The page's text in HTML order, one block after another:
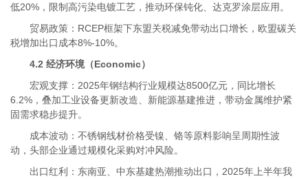
低20%，限制高污染电镀工艺，推动环保钝化、达克罗涂层应用。
贸易政策：RCEP框架下东盟关税减免带动出口增长，欧盟碳关
税增加出口成本8%-10%。
4.2 经济环境（Economic）
宏观支撑：2025年钢结构行业规模达8500亿元，同比增长
6.2%，叠加工业设备更新改造、新能源基建推进，带动金属维护紧
固需求稳步提升。
成本波动：不锈钢线材价格受镍、铬等原料影响呈周期性波
动，头部企业通过规模化采购对冲风险。
出口红利：东南亚、中东基建热潮推动出口，2025年上半年我